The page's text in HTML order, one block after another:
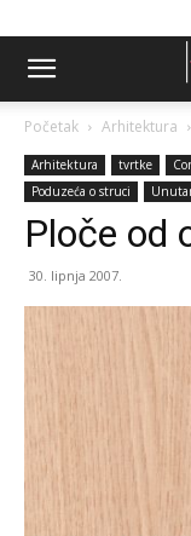
Početak Arhitektura
Arhitektura tvrtke
Poduzeća o struci
Ploče od
30. lipnja 2007.